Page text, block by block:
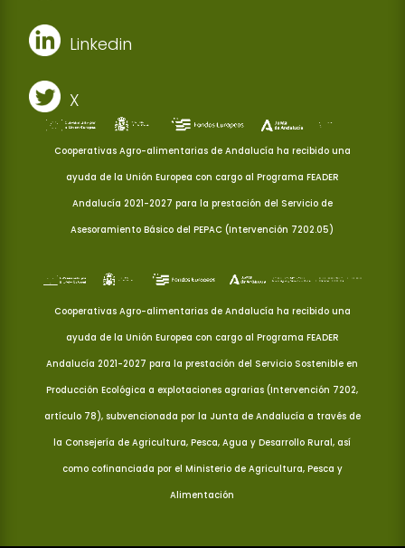
Linkedin
X
Cooperativas Agro-alimentarias de Andalucía ha recibido una
ayuda de la Unión Europea con cargo al Programa FEADER
Andalucía 2021-2027 para la prestación del Servicio de
Asesoramiento Básico del PEPAC (Intervención 7202.05)
Cooperativas Agro-alimentarias de Andalucía ha recibido una
ayuda de la Unión Europea con cargo al Programa FEADER
Andalucía 2021-2027 para la prestación del Servicio Sostenible en
Producción Ecológica a explotaciones agrarias (Intervención 7202,
artículo 78), subvencionada por la Junta de Andalucía a través de
la Consejería de Agricultura, Pesca, Agua y Desarrollo Rural, así
como cofinanciada por el Ministerio de Agricultura, Pesca y
Alimentación